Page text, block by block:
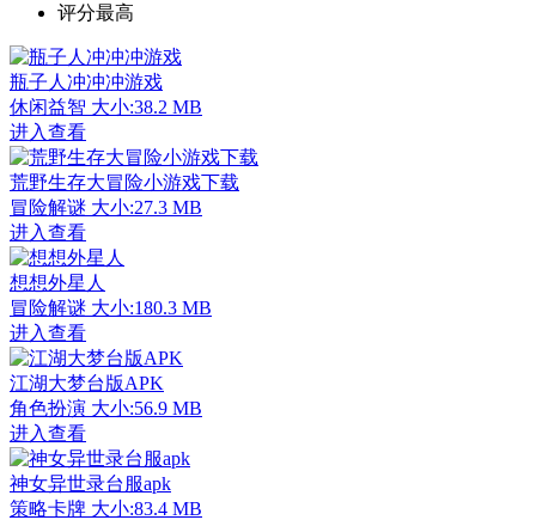
评分最高
瓶子人冲冲冲游戏
休闲益智 大小:38.2 MB
进入查看
荒野生存大冒险小游戏下载
冒险解谜 大小:27.3 MB
进入查看
想想外星人
冒险解谜 大小:180.3 MB
进入查看
江湖大梦台版APK
角色扮演 大小:56.9 MB
进入查看
神女异世录台服apk
策略卡牌 大小:83.4 MB